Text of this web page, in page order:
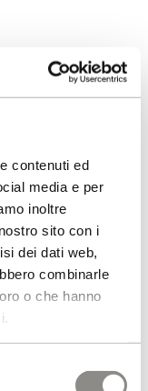
contenuti ed
media e per
inoltre
sito con i
dei dati web,
combinarle
o che hanno